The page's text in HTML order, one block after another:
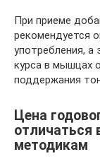
При приеме
рекомендуется
употребления, а
курса в мышцах
поддержания
Цена
отличаться
методикам